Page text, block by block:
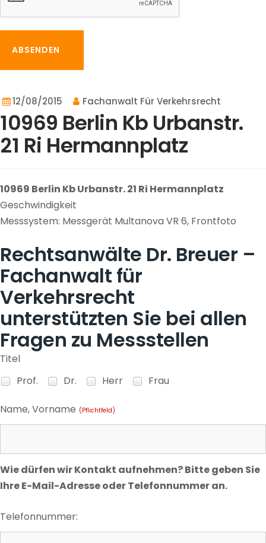
ABSENDEN
12/08/2015 Fachanwalt Für Verkehrsrecht
10969 Berlin Kb Urbanstr.
21 Ri Hermannplatz
10969 Berlin Kb Urbanstr. 21 Ri Hermannplatz
Geschwindigkeit
Messsystem: Messgerät Multanova VR 6, Frontfoto
Rechtsanwälte Dr. Breuer –
Fachanwalt für
Verkehrsrecht
unterstützten Sie bei allen
Fragen zu Messstellen
Titel
Prof.
Dr. Herr Frau
Name, Vorname (Pflichtfeld)
Wie dürfen wir Kontakt aufnehmen? Bitte geben Sie
Ihre E-Mail-Adresse oder Telefonnummer an.
Telefonnummer: